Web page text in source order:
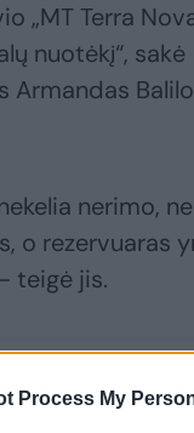
Process My
„MT Terra
nuotėkį“, sakė
Armandas
nerimo,
o rezervuaras
teigė jis.